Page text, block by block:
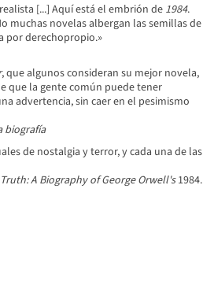
[...] Aquí está el embrión de 1984.
muchas novelas albergan las semillas de
por derechopropio.»
, que algunos consideran su mejor novela,
que la gente común puede tener
advertencia, sin caer en el pesimismo
biografía
de nostalgia y terror, y cada una de las
A Biography of George Orwell's1984.